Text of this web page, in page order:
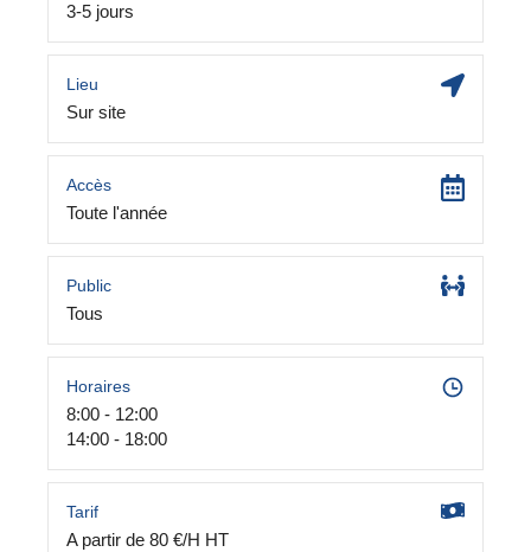
3-5 jours
Lieu
Sur site
Accès
Toute l'année
Public
Tous
Horaires
8:00 - 12:00
14:00 - 18:00
Tarif
A partir de 80 €/H HT